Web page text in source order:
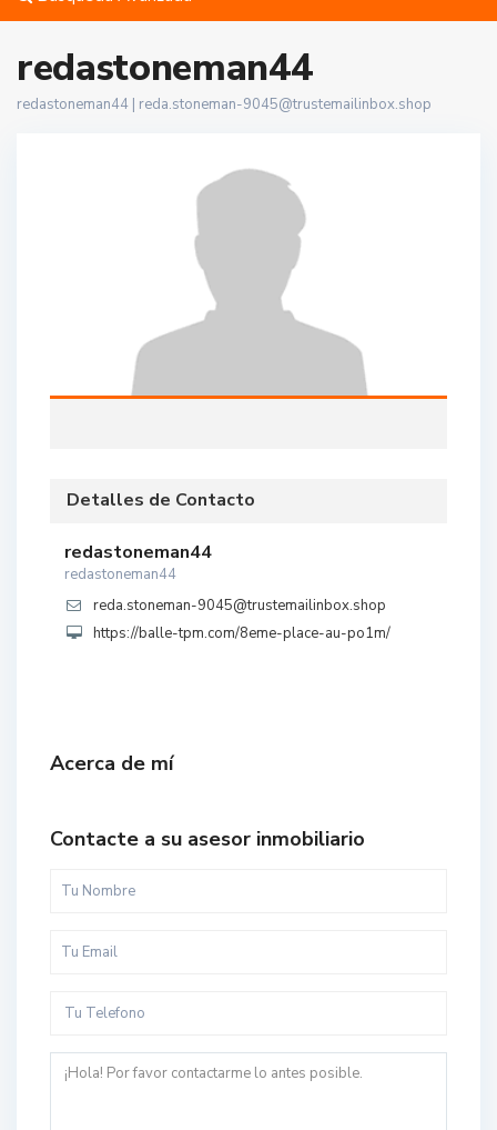
redastoneman44
redastoneman44 | reda.stoneman-9045@trustemailinbox.shop
Detalles de Contacto
redastoneman44
redastoneman44
reda.stoneman-9045@trustemailinbox.shop
https://balle-tpm.com/8eme-place-au-po1m/
Acerca de mí
Contacte a su asesor inmobiliario